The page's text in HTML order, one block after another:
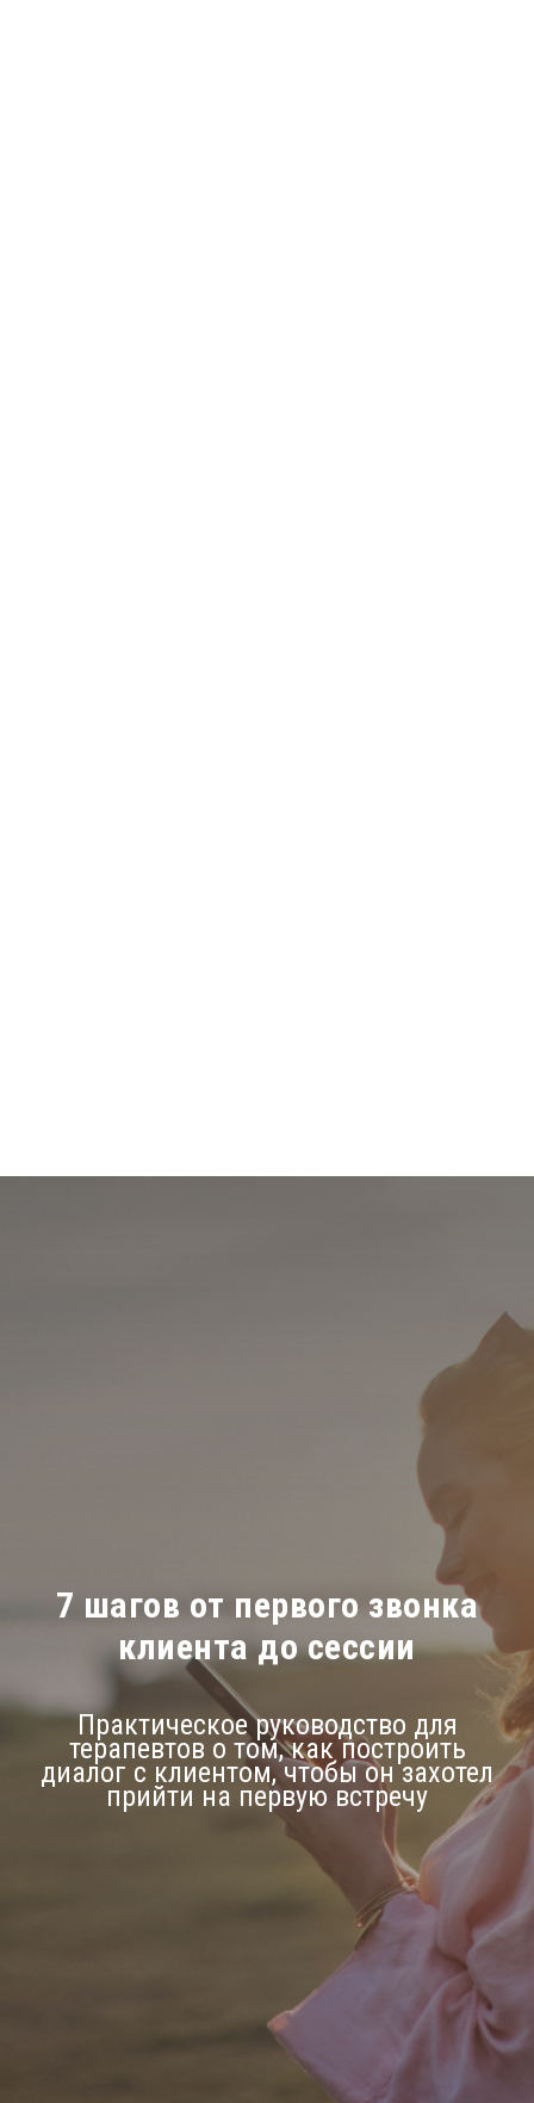
7 шагов от первого звонка
клиента до сессии
Практическое руководство для
терапевтов о том, как построить
диалог с клиентом, чтобы он захотел
прийти на первую встречу